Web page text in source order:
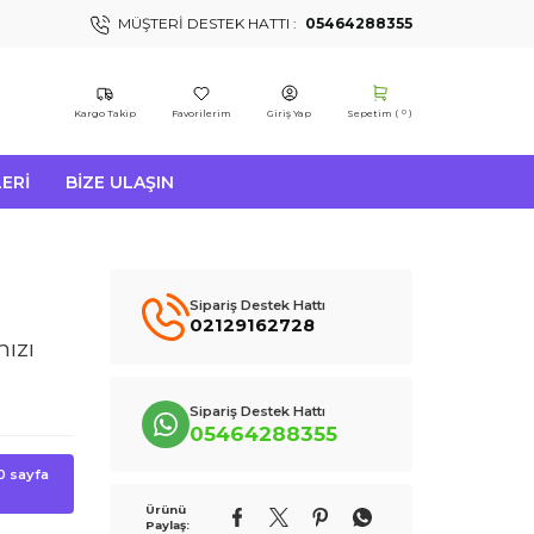
MÜŞTERI DESTEK HATTI : 05464288355
Kargo Takip Favorilerim Giriş Yap Sepetim ( 0 )
BIZE ULAŞIN
sayfa
Sipariş Destek Hattı
02129162728
Sipariş Destek Hattı
05464288355
Ürünü
Paylaş: